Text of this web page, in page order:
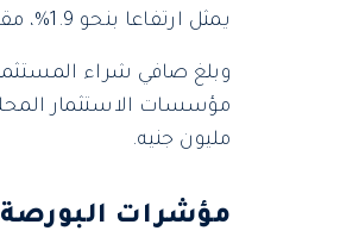
يمثل ارتفاعا بنحو 1.9%، مقارنة بإغلاق الأسبوع السابق له، والذي بلغ 2,642 تريليون جنيه.
مليون جنيه.
مؤشرات البورصة